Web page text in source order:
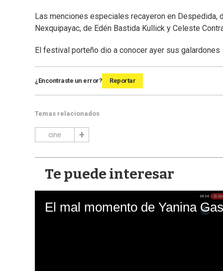
Las menciones especiales recayeron en
Nexquipayac, de Edén Bastida Kullick y Celeste
El festival porteño dio a conocer ayer sus galardones
¿Encontraste un error? Reportar
Temas relacionados
cine
Te puede interesar